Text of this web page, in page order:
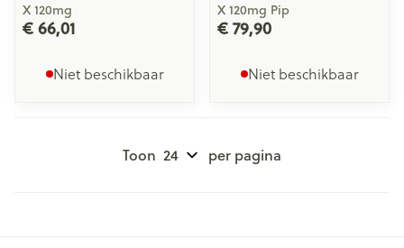
X 120mg
€ 66,01
Niet beschikbaar
X 120mg Pip
€ 79,90
Niet beschikbaar
Toon per pagina